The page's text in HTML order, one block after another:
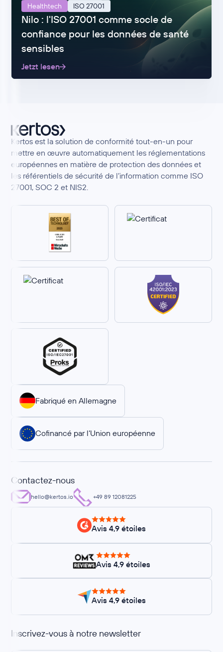
Healthtech ISO 27001
Nilo : l'ISO 27001 comme socle de
confiance pour les données de santé
sensibles
Jetzt lesen
Kertos est la solution de conformité tout-en-un pour
mettre en œuvre automatiquement les réglementations
européennes en matière de protection des données et
les référentiels de sécurité de l’information comme ISO
27001, SOC 2 et NIS2.
Fabriqué en Allemagne
Cofinancé par l’Union européenne
Contactez-nous
hello@kertos.io +49 89 12081225
Avis 4,9 étoiles
Avis 4,9 étoiles
Avis 4,9 étoiles
Inscrivez-vous à notre newsletter